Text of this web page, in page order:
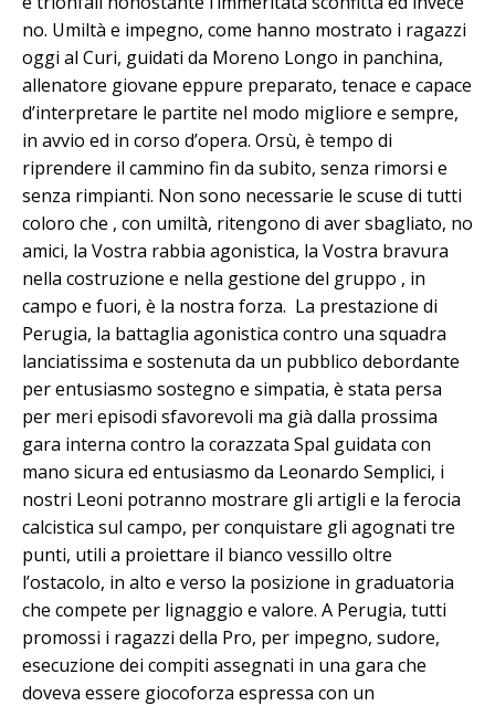
no. Umiltà e impegno, come hanno mostrato i ragazzi
oggi al Curi, guidati da Moreno Longo in panchina,
allenatore giovane eppure preparato, tenace e capace
d’interpretare le partite nel modo migliore e sempre,
in avvio ed in corso d’opera. Orsù, è tempo di
riprendere il cammino fin da subito, senza rimorsi e
senza rimpianti. Non sono necessarie le scuse di tutti
coloro che , con umiltà, ritengono di aver sbagliato, no
amici, la Vostra rabbia agonistica, la Vostra bravura
nella costruzione e nella gestione del gruppo , in
campo e fuori, è la nostra forza. La prestazione di
Perugia, la battaglia agonistica contro una squadra
lanciatissima e sostenuta da un pubblico debordante
per entusiasmo sostegno e simpatia, è stata persa
per meri episodi sfavorevoli ma già dalla prossima
gara interna contro la corazzata Spal guidata con
mano sicura ed entusiasmo da Leonardo Semplici, i
nostri Leoni potranno mostrare gli artigli e la ferocia
calcistica sul campo, per conquistare gli agognati tre
punti, utili a proiettare il bianco vessillo oltre
l’ostacolo, in alto e verso la posizione in graduatoria
che compete per lignaggio e valore. A Perugia, tutti
promossi i ragazzi della Pro, per impegno, sudore,
esecuzione dei compiti assegnati in una gara che
doveva essere giocoforza espressa con un